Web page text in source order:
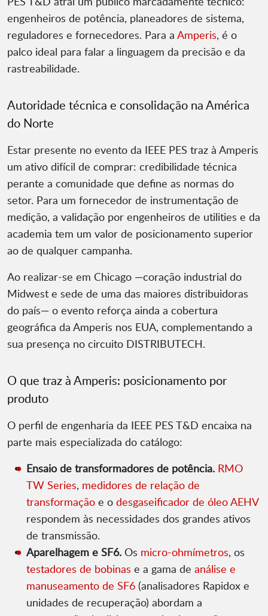
engenheiros de potência, planeadores de sistema,
reguladores e fornecedores. Para a Amperis, é o
palco ideal para falar a linguagem da precisão e da
rastreabilidade.
Autoridade técnica e consolidação na América
do Norte
Estar presente no evento da IEEE PES traz à Amperis
um ativo difícil de comprar: credibilidade técnica
perante a comunidade que define as normas do
setor. Para um fornecedor de instrumentação de
medição, a validação por engenheiros de utilities e da
academia tem um valor de posicionamento superior
ao de qualquer campanha.
Ao realizar-se em Chicago —coração industrial do
Midwest e sede de uma das maiores distribuidoras
do país— o evento reforça ainda a cobertura
geográfica da Amperis nos EUA, complementando a
sua presença no circuito DISTRIBUTECH.
O que traz à Amperis: posicionamento por
produto
O perfil de engenharia da IEEE PES T&D encaixa na
parte mais especializada do catálogo:
Ensaio de transformadores de potência. RMO
TW Series, medidores de relação de
transformação e o desgaseificador de óleo AEHV
respondem às necessidades dos grandes ativos
de transmissão.
Aparelhagem e SF6. Os micro-ohmímetros, os
testadores de bobinas e a gama de análise e
manuseamento de SF6 (analisadores Rapidox e
unidades de recuperação) abordam a